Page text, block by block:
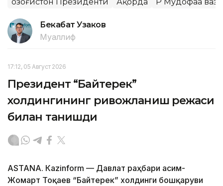
Қозоғистон Президенти Ақорда ҚР Мудофаа
Бекабат Узаков
Муаллиф
17:12, 05 Август 2026
Президент “Байтерек”
холдингининг ривожланиш режаси
билан танишди
ASTANА. Каzinform — Давлат раҳбари Қасим-
Жомарт Тоқаев “Байтерек” холдинги бошқаруви